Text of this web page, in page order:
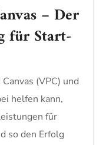
– Der
für Start-
(VPC) und
helfen kann,
für
so den Erfolg